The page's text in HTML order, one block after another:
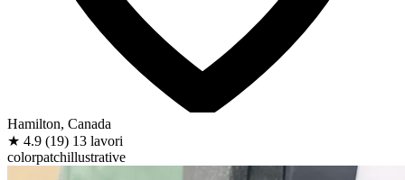
Hamilton, Canada
★ 4.9 (19) 13 lavori
colorpatchillustrative